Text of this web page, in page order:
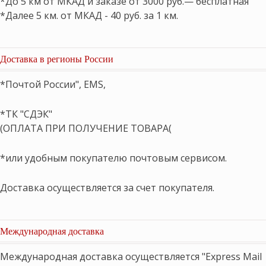
*Далее 5 км. от МКАД - 40 руб. за 1 км.
Доставка в регионы России
*Почтой России", EMS,
*ТК "СДЭК"
(ОПЛАТА ПРИ ПОЛУЧЕНИЕ ТОВАРА(
*или удобным покупателю почтовым сервисом.
Доставка осуществляется за счет покупателя.
Международная доставка
Международная доставка осуществляется "Express Mail